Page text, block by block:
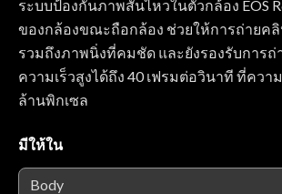
ระบบป้องกันภาพสั่นไหวในตัวกล้อง EOS
ของกล้องขณะถือกล้อง ช่วยให้การถ่ายค
รวมถึงภาพนิ่งที่คมชัด และยังรองรับการถ่
ความเร็วสูงได้ถึง 40 เฟรมต่อวินาที ที่ควา
ล้านพิกเซล
มีให้ใน
Body